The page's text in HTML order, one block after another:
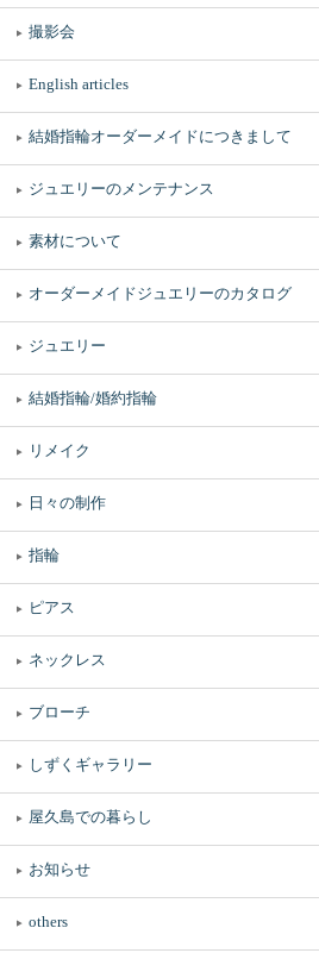
撮影会
English articles
結婚指輪オーダーメイドにつきまして
ジュエリーのメンテナンス
素材について
オーダーメイドジュエリーのカタログ
ジュエリー
結婚指輪/婚約指輪
リメイク
日々の制作
指輪
ピアス
ネックレス
ブローチ
しずくギャラリー
屋久島での暮らし
お知らせ
others